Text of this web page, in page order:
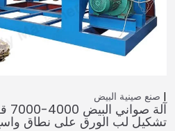
صنع صينية البيض
تشكيل لب الورق على نطاق